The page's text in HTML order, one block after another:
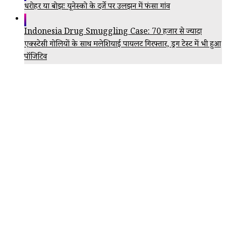
धरोहर या बोझः यूनेस्को के दर्जे पर उलझन में फंसा गांव
Indonesia Drug Smuggling Case: 70 हजार से ज्यादा
एक्स्टेसी गोलियों के साथ मलेशियाई पायलट गिरफ्तार, ड्रग टेस्ट में भी हुआ
पॉजिटिव